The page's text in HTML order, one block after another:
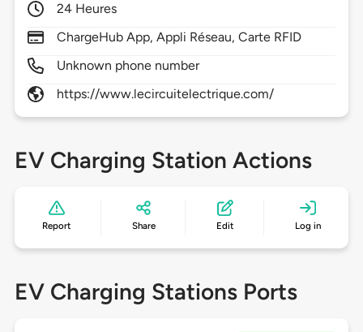
24 Heures
ChargeHub App, Appli Réseau, Carte RFID
Unknown phone number
https://www.lecircuitelectrique.com/
EV Charging Station Actions
Report Share Edit Log in
EV Charging Stations Ports